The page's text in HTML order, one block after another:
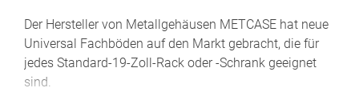
Der Hersteller von Metallgehäusen METCASE hat neue
Universal Fachböden auf den Markt gebracht, die für
jedes Standard-19-Zoll-Rack oder -Schrank geeignet
sind.